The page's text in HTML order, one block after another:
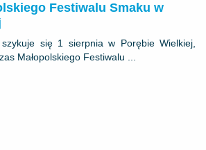
Festiwalu Smaku w
się 1 sierpnia w Porębie Wielkiej,
Małopolskiego Festiwalu ...